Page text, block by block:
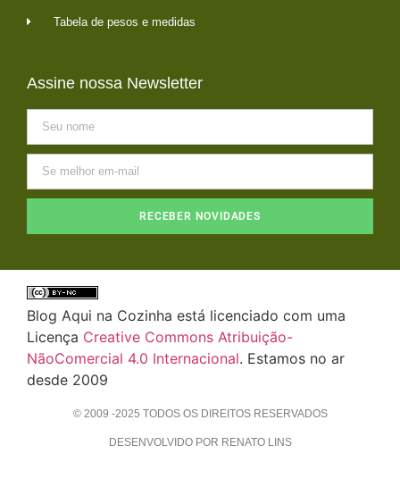
Tabela de pesos e medidas
Assine nossa Newsletter
RECEBER NOVIDADES
Blog Aqui na Cozinha está licenciado com uma
Licença Creative Commons Atribuição-
NãoComercial 4.0 Internacional. Estamos no ar
desde 2009
© 2009 -2025 TODOS OS DIREITOS RESERVADOS
DESENVOLVIDO POR RENATO LINS